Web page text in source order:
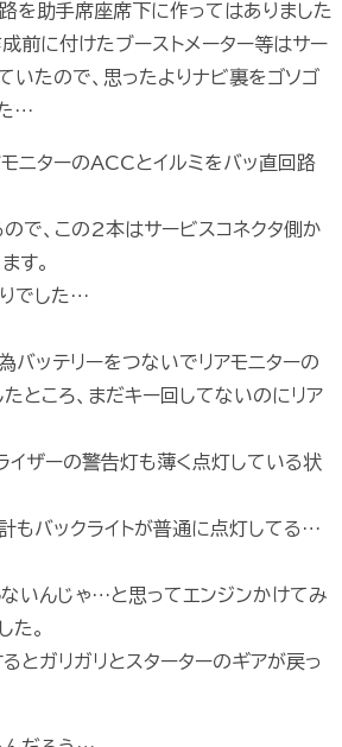
を助手席座席下に作ってはありました
前に付けたブーストメーター等はサー
いたので、思ったよりナビ裏をゴソゴ
た…
ニターのACCとイルミをバッ直回路
で、この2本はサービスコネクタ側か
す。
でした…
バッテリーをつないでリアモニターの
ところ、まだキー回してないのにリア
イザーの警告灯も薄く点灯している状
もバックライトが普通に点灯してる…
いんじゃ…と思ってエンジンかけてみ
た。
とガリガリとスターターのギアが戻っ